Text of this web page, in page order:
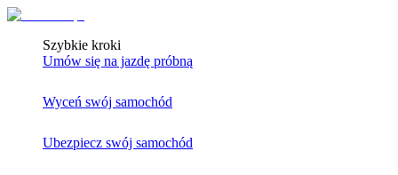
Szybkie kroki
Umów się na jazdę próbną
Wyceń swój samochód
Ubezpiecz swój samochód